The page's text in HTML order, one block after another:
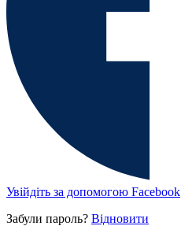
Увійдіть за допомогою Facebook
Забули пароль? Відновити